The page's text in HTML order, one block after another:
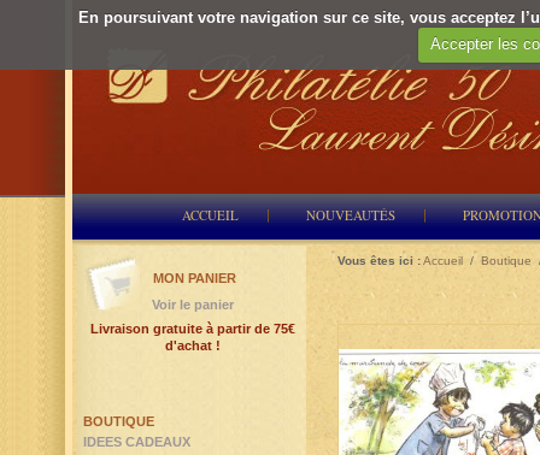
En poursuivant votre navigation sur ce site, vous acceptez
Accepter les
ACCUEIL NOUVEAUTÉS
Vous êtes ici :Accueil / Boutique
BOUTIQUE
IDEES CADEAUX
MON PANIER
Voir le panier
Livraison gratuite à partir de 75€
d'achat !